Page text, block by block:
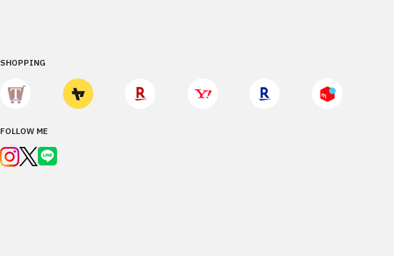
SHOPPING
FOLLOW ME